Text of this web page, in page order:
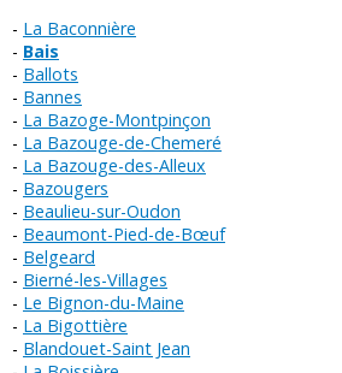
La Baconnière
Bais
Ballots
Bannes
La Bazoge-Montpinçon
La Bazouge-de-Chemeré
La Bazouge-des-Alleux
Bazougers
Beaulieu-sur-Oudon
Beaumont-Pied-de-Bœuf
Belgeard
Bierné-les-Villages
Le Bignon-du-Maine
La Bigottière
Blandouet-Saint Jean